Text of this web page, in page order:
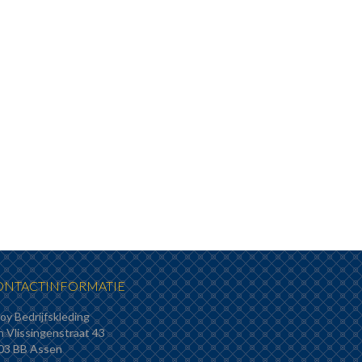
Bedrijfskleding
Vlissingenstraat 43
BB Assen